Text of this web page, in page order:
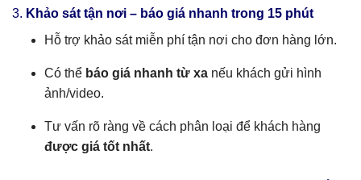
3. Khảo sát tận nơi – báo giá nhanh trong 15 phút
Hỗ trợ khảo sát miễn phí tận nơi cho đơn hàng lớn.
Có thể báo giá nhanh từ xa nếu khách gửi hình
ảnh/video.
Tư vấn rõ ràng về cách phân loại để khách hàng
được giá tốt nhất.